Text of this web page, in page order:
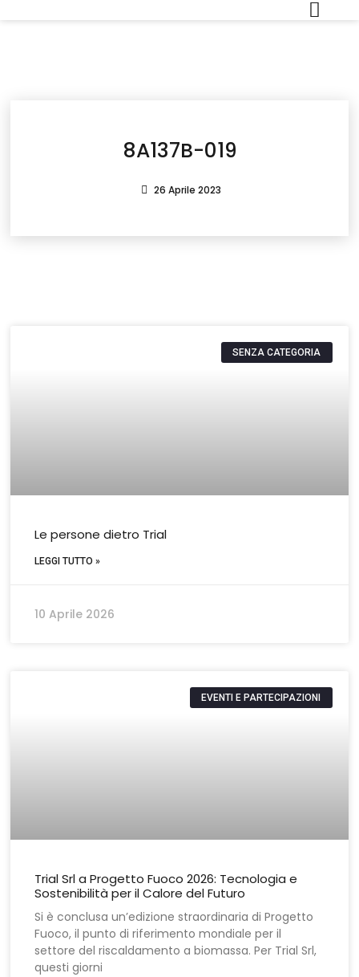
8A137B-019
26 Aprile 2023
SENZA CATEGORIA
Le persone dietro Trial
LEGGI TUTTO »
10 Aprile 2026
EVENTI E PARTECIPAZIONI
Trial Srl a Progetto Fuoco 2026: Tecnologia e
Sostenibilità per il Calore del Futuro
Si è conclusa un’edizione straordinaria di Progetto
Fuoco, il punto di riferimento mondiale per il
settore del riscaldamento a biomassa. Per Trial Srl,
questi giorni